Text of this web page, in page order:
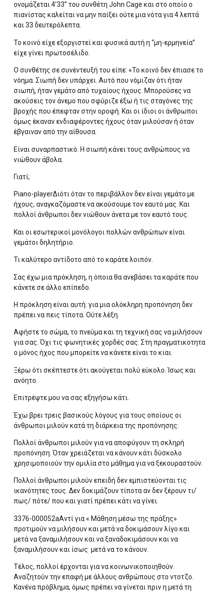
ονομάζεται 4’33” του συνθέτη John Cage και στο οποίο ο
πιανίστας καλείται να μην παίξει ούτε μια νότα για 4 λεπτά
και 33 δευτερόλεπτα.
Το κοινό είχε εξοργιστεί και φυσικά αυτή η “μη-ερμηνεία”
είχε γίνει πρωτοσέλιδο.
Ο συνθέτης σε συνέντευξή του είπε: «Το κοινό δεν έπιασε το
νόημα. Σιωπή δεν υπάρχει. Αυτό που νόμιζαν ότι ήταν
σιωπή, ήταν γεμάτο από τυχαίους ήχους. Μπορούσες να
ακούσεις τον άνεμο που σφύριζε έξω ή τις σταγόνες της
βροχής που έπεφταν στην οροφή. Και οι ίδιοι οι άνθρωποι
όμως έκαναν ενδιαφέροντες ήχους όταν μιλούσαν ή όταν
έβγαιναν από την αίθουσα.
Είναι συναρπαστικό. Η σιωπή κάνει τους ανθρώπους να
νιώθουν άβολα.
Γιατί;
Piano-playerΔιότι όταν το περιβάλλον δεν είναι γεμάτο με
ήχους, αναγκαζόμαστε να ακούσουμε τον εαυτό μας. Και
πολλοί άνθρωποι δεν νιώθουν άνετα με τον εαυτό τους.
Και οι εσωτερικοί μονόλογοι πολλών ανθρώπων είναι
γεμάτοι δηλητήριο.
Τι καλύτερο αντίδοτο από το καράτε λοιπόν.
Σας έχω μια πρόκληση, η όποια θα ανεβάσει τα καράτε που
κάνετε σε άλλο επίπεδο.
Η πρόκληση είναι αυτή: για μια ολόκληρη προπόνηση δεν
πρέπει να πεις τίποτα. Ούτε λέξη.
Αφήστε το σώμα, το πνεύμα και τη τεχνική σας να μιλήσουν
για σας. Όχι τις φωνητικές χορδές σας. Στη πραγματικοτητα
ο μόνος ήχος που μπορείτε να κάνετε είναι το κιαι.
Ξέρω ότι σκέπτεστε ότι ακούγεται πολύ εύκολο. Ίσως και
ανόητο.
Επιτρέψτε μου να σας εξηγήσω κάτι.
Έχω βρει τρεις βασικούς λόγους για τους οποίους οι
άνθρωποι μιλούν κατά τη διάρκεια της προπόνησης:
Πολλοί άνθρωποι μιλούν για να αποφύγουν τη σκληρή
προπόνηση. Όταν χρειάζεται να κάνουν κάτι δύσκολο
χρησιμοποιούν την ομιλία στο μάθημα για να ξεκουραστούν.
Πολλοί άνθρωποι μιλούν επειδή δεν εμπιστεύονται τις
ικανότητες τους. Δεν δοκιμάζουν τίποτα αν δεν ξέρουν τι/
πως/ πότε/ που και γιατί πρέπει κάτι να γίνει.
3376-000052aΑντί για « Μάθηση μέσω της πράξης»
προτιμούν να μιλήσουν και μετά να δοκιμάσουν λίγο και
μετά να ξαναμιλήσουν και να ξαναδοκιμάσουν και να
ξαναμιλήσουν και ίσως μετά να το κάνουν.
Τέλος, πολλοί έρχονται για να κοινωνικοποιηθούν.
Αναζητούν την επαφή με άλλους ανθρώπους στο ντοτζο.
Κανένα πρόβλημα, όμως πρέπει να γίνεται πριν η μετά τη